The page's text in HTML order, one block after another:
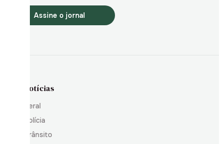
Assine o jornal
Notícias
Geral
Polícia
Trânsito